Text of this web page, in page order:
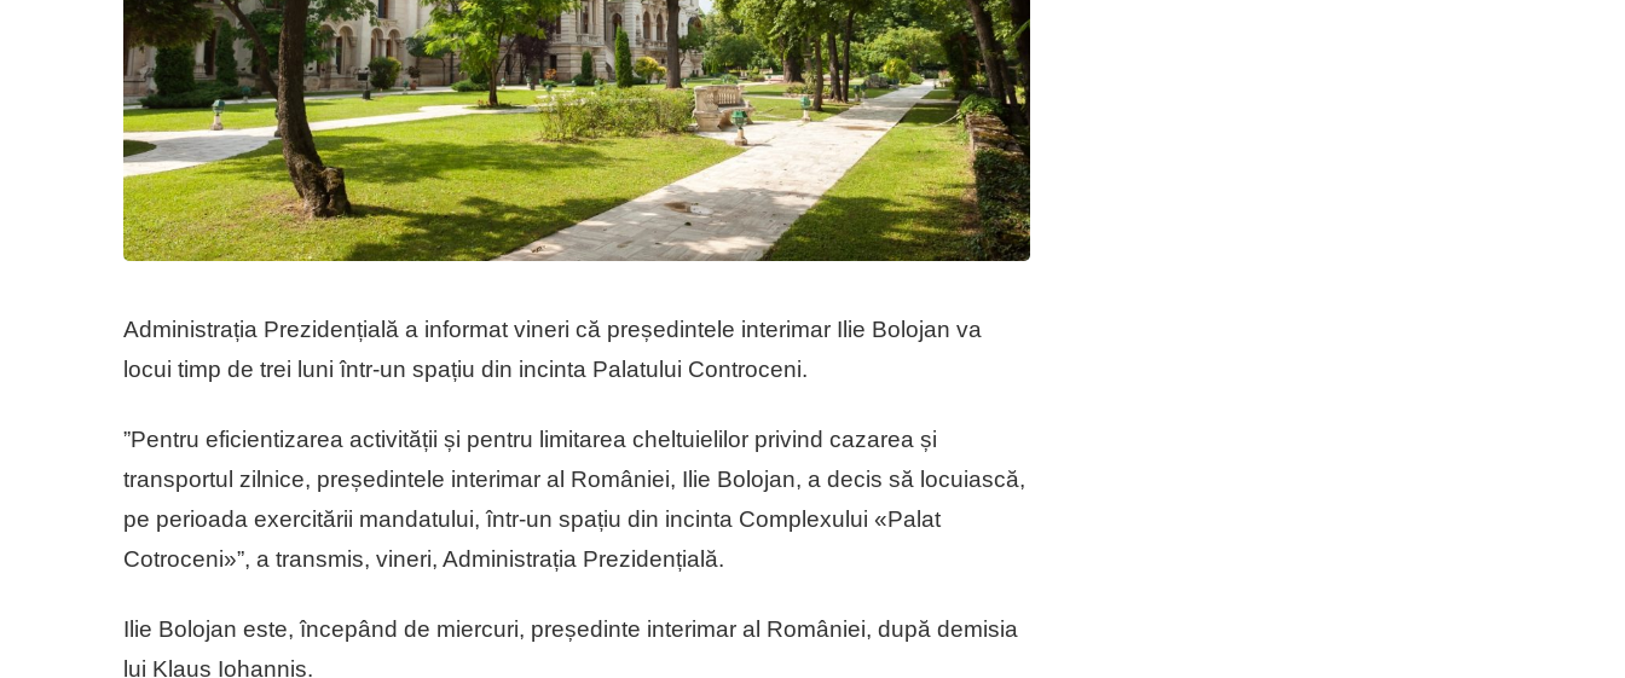
Administrația Prezidențială a informat vineri că președintele interimar Ilie Bolojan va
locui timp de trei luni într-un spațiu din incinta Palatului Controceni.
”Pentru eficientizarea activității și pentru limitarea cheltuielilor privind cazarea și
transportul zilnice, președintele interimar al României, Ilie Bolojan, a decis să locuiască,
pe perioada exercitării mandatului, într-un spațiu din incinta Complexului «Palat
Cotroceni»”, a transmis, vineri, Administrația Prezidențială.
Ilie Bolojan este, începând de miercuri, președinte interimar al României, după demisia
lui Klaus Iohannis.